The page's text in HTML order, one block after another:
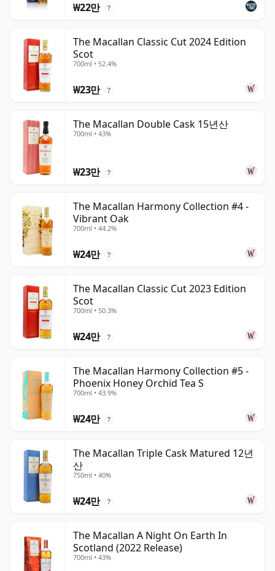
₩22만 ?
The Macallan Classic Cut 2024 Edition
Scot
700ml • 52.4%
₩23만 ?
The Macallan Double Cask 15년산
700ml • 43%
₩23만 ?
The Macallan Harmony Collection #4 -
Vibrant Oak
700ml • 44.2%
₩24만 ?
The Macallan Classic Cut 2023 Edition
Scot
700ml • 50.3%
₩24만 ?
The Macallan Harmony Collection #5 -
Phoenix Honey Orchid Tea S
700ml • 43.9%
₩24만 ?
The Macallan Triple Cask Matured 12년
산
750ml • 40%
₩24만 ?
The Macallan A Night On Earth In
Scotland (2022 Release)
700ml • 43%